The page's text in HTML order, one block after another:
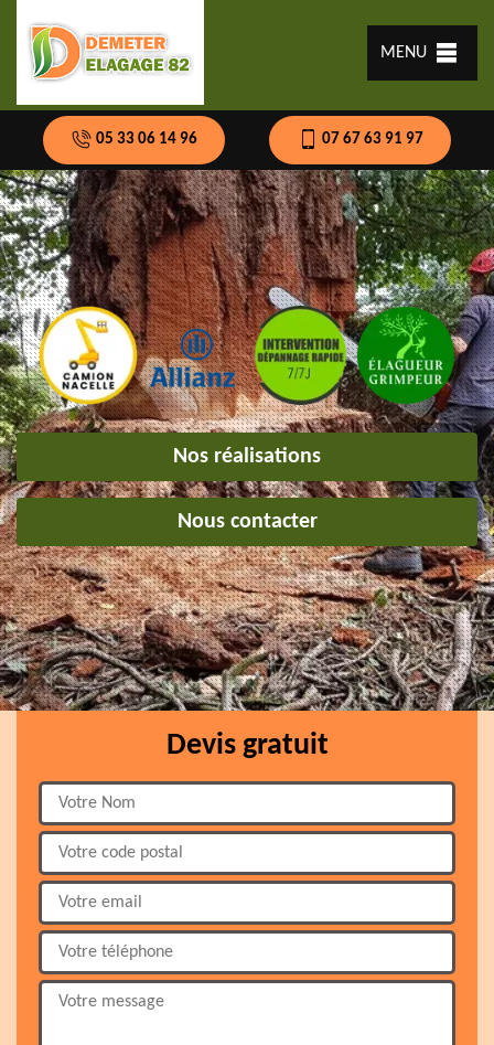
MENU
05 33 06 14 96 07 67 63 91 97
Nos réalisations
Nous contacter
Devis gratuit